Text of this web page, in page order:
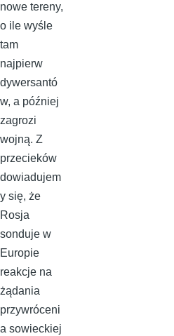
nowe tereny,
o ile wyśle
tam
najpierw
dywersantó
w, a później
zagrozi
wojną. Z
przecieków
dowiadujem
y się, że
Rosja
sonduje w
Europie
reakcje na
żądania
przywróceni
a sowieckiej